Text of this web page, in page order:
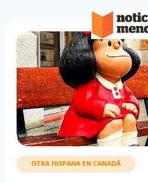
OTRA HISPANA EN CANADÁ